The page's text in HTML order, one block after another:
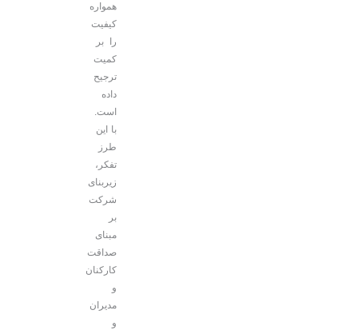
همواره
کیفیت
را بر
کمیت
ترجیح
داده
است.
با این
طرز
تفکر،
زیربنای
شرکت
بر
مبنای
صداقت
کارکنان
و
مدیران
و